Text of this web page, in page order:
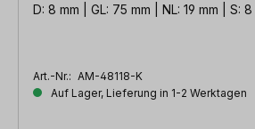
D: 8 mm | GL: 75 mm | NL: 19 mm | S: 8
Art.-Nr.: AM-48118-K
Auf Lager, Lieferung in 1-2 Werktagen